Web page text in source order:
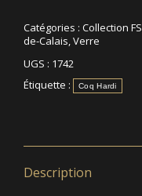
Catégories : Collection FS
de-Calais,Verre
UGS : 1742
Étiquette :
Coq Hardi
Description